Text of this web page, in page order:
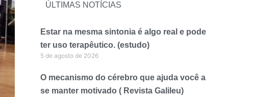
ÚLTIMAS NOTÍCIAS
Estar na mesma sintonia é algo real e pode
ter uso terapêutico. (estudo)
5 de agosto de 2026
O mecanismo do cérebro que ajuda você a
se manter motivado ( Revista Galileu)